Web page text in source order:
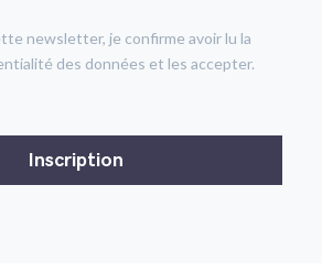
newsletter, je confirme avoir lu la
des données et les accepter.